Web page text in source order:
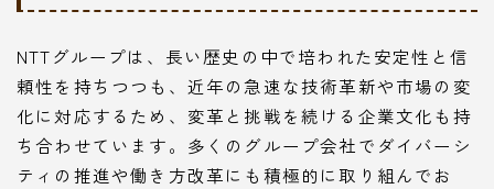
NTTグループは、長い歴史の中で培われた安定性と信
頼性を持ちつつも、近年の急速な技術革新や市場の変
化に対応するため、変革と挑戦を続ける企業文化も持
ち合わせています。多くのグループ会社でダイバーシ
ティの推進や働き方改革にも積極的に取り組んでお